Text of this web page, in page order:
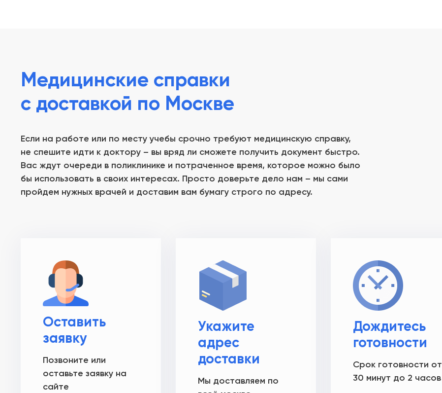
Медицинские справки
с доставкой по Москве
Если на работе или по месту учебы срочно требуют медицинскую справку,
не спешите идти к доктору – вы вряд ли сможете получить документ быстро.
Вас ждут очереди в поликлинике и потраченное время, которое можно было
бы использовать в своих интересах. Просто доверьте дело нам – мы сами
пройдем нужных врачей и доставим вам бумагу строго по адресу.
Оставить
заявку
Позвоните или
оставьте заявку на
сайте
Укажите
адрес
доставки
Мы доставляем по
Дождитесь
готовности
Срок готовности от
30 минут до 2 часов